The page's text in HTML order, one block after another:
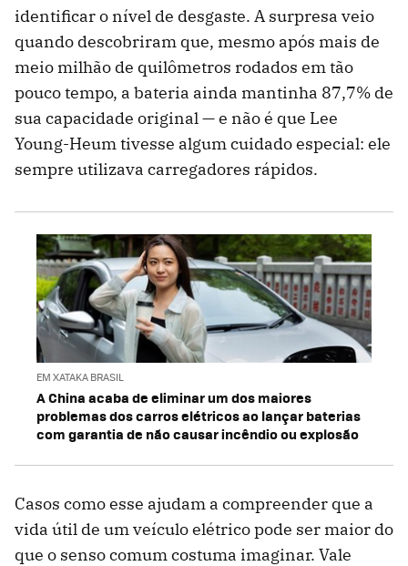
identificar o nível de desgaste. A surpresa veio
quando descobriram que, mesmo após mais de
meio milhão de quilômetros rodados em tão
pouco tempo, a bateria ainda mantinha 87,7% de
sua capacidade original — e não é que Lee
Young-Heum tivesse algum cuidado especial: ele
sempre utilizava carregadores rápidos.
EM XATAKA BRASIL
A China acaba de eliminar um dos maiores
problemas dos carros elétricos ao lançar baterias
com garantia de não causar incêndio ou explosão
Casos como esse ajudam a compreender que a
vida útil de um veículo elétrico pode ser maior do
que o senso comum costuma imaginar. Vale